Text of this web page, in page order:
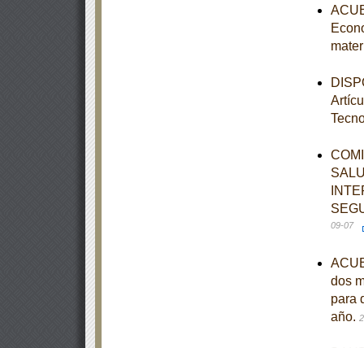
09-07
dos
para
año.